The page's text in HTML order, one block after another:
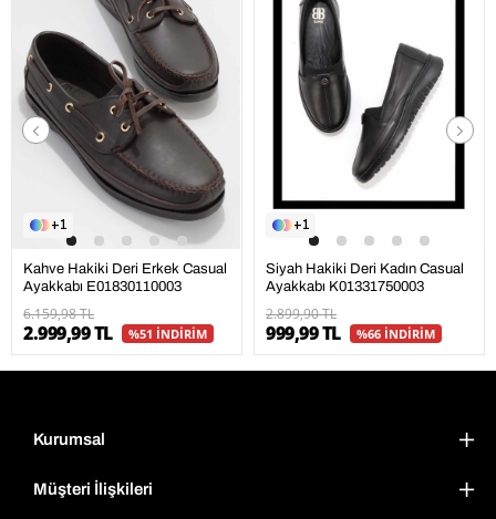
1
Kahve Hakiki Deri Erkek Casual
Ayakkabı E01830110003
6.159,98 TL
2.999,99 TL %51 İNDİRİM
1
Siyah Hakiki Deri Kadın Casual
Ayakkabı K01331750003
2.899,90 TL
999,99 TL %66 İNDİRİM
Kurumsal
Müşteri İlişkileri